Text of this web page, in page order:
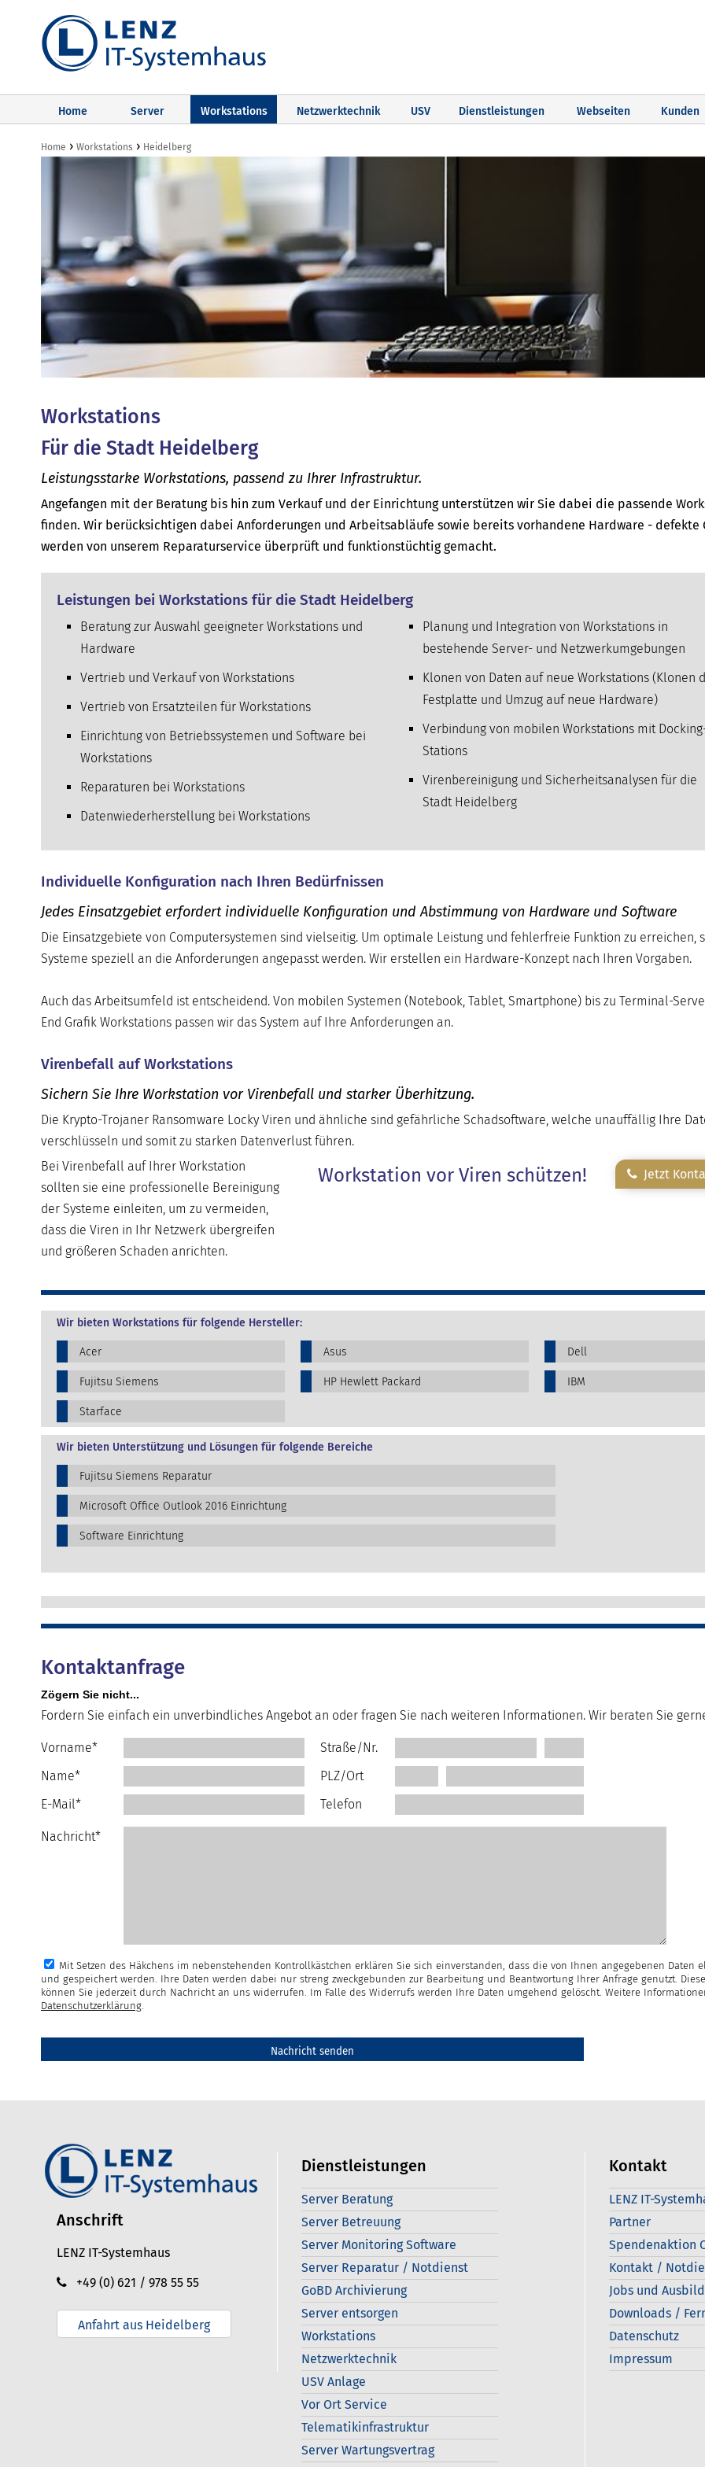
Home Server Workstations Netzwerktechnik USV Dienstleistungen Webseiten Kunden
Home › Workstations › Heidelberg
Workstations
Für die Stadt Heidelberg
Leistungsstarke Workstations, passend zu Ihrer Infrastruktur.
Angefangen mit der Beratung bis hin zum Verkauf und der Einrichtung unterstützen wir Sie dabei die passende
finden. Wir berücksichtigen dabei Anforderungen und Arbeitsabläufe sowie bereits vorhandene Hardware - defekte
werden von unserem Reparaturservice überprüft und funktionstüchtig gemacht.
Leistungen bei Workstations für die Stadt Heidelberg
Beratung zur Auswahl geeigneter Workstations und
Hardware
Vertrieb und Verkauf von Workstations
Vertrieb von Ersatzteilen für Workstations
Einrichtung von Betriebssystemen und Software bei
Workstations
Reparaturen bei Workstations
Datenwiederherstellung bei Workstations
Planung und Integration von Workstations in
bestehende Server- und Netzwerk­umgebungen
Klonen von Daten auf neue Workstations (Klonen
Festplatte und Umzug auf neue Hardware)
Verbindung von mobilen Workstations mit
Stations
Virenbereinigung und Sicherheitsanalysen für die
Stadt Heidelberg
Individuelle Konfiguration nach Ihren Bedürfnissen
Jedes Einsatzgebiet erfordert individuelle Konfiguration und Abstimmung von Hardware und Software
Die Einsatzgebiete von Computersystemen sind vielseitig. Um optimale Leistung und fehlerfreie Funktion zu erreichen,
Systeme speziell an die Anforderungen angepasst werden. Wir erstellen ein Hardware-Konzept nach Ihren Vorgaben.
Auch das Arbeitsumfeld ist entscheidend. Von mobilen Systemen (Notebook, Tablet, Smartphone) bis zu Terminal-
End Grafik Workstations passen wir das System auf Ihre Anforderungen an.
Virenbefall auf Workstations
Sichern Sie Ihre Workstation vor Virenbefall und starker Überhitzung.
Die Krypto-Trojaner Ransomware Locky Viren und ähnliche sind gefährliche Schadsoftware, welche unauffällig Ihre
verschlüsseln und somit zu starken Datenverlust führen.
Bei Virenbefall auf Ihrer Workstation
sollten sie eine professionelle Bereinigung
der Systeme einleiten, um zu vermeiden,
dass die Viren in Ihr Netzwerk übergreifen
und größeren Schaden anrichten.
Workstation vor Viren schützen! Jetzt
Wir bieten Workstations für folgende Hersteller:
Acer Asus Dell
Fujitsu Siemens HP Hewlett Packard IBM
Starface
Wir bieten Unterstützung und Lösungen für folgende Bereiche
Fujitsu Siemens Reparatur
Microsoft Office Outlook 2016 Einrichtung
Software Einrichtung
Kontaktanfrage
Zögern Sie nicht...
Fordern Sie einfach ein unverbindliches Angebot an oder fragen Sie nach weiteren Informationen. Wir beraten Sie
Vorname*
Name*
E-Mail*
Straße/Nr.
PLZ/Ort
Telefon
Nachricht*
Mit Setzen des Häkchens im nebenstehenden Kontrollkästchen erklären Sie sich einverstanden, dass die von Ihnen angegebenen Daten
und gespeichert werden. Ihre Daten werden dabei nur streng zweckgebunden zur Bearbeitung und Beantwortung Ihrer Anfrage genutzt.
können Sie jederzeit durch Nachricht an uns widerrufen. Im Falle des Widerrufs werden Ihre Daten umgehend gelöscht. Weitere
Datenschutzerklärung.
Anschrift
LENZ IT-Systemhaus
+49 (0) 621 / 978 55 55
Anfahrt aus Heidelberg
Dienstleistungen
Server Beratung
Server Betreuung
Server Monitoring Software
Server Reparatur / Notdienst
GoBD Archivierung
Server entsorgen
Workstations
Netzwerktechnik
USV Anlage
Vor Ort Service
Telematikinfrastruktur
Server Wartungsvertrag
Kontakt
LENZ IT-
Partner
Spendenaktion
Kontakt /
Jobs und
Downloads /
Datenschutz
Impressum